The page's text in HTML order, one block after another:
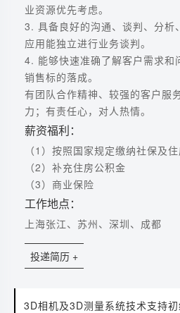
业资源优先考虑。
3. 具备良好的沟通、谈判、分析
应用能独立进行业务谈判。
4. 能够快速准确了解客户需求和
销售标的落成。
有团队合作精神、较强的客户服
力；有责任心，对人热情。
薪资福利：
（1）按照国家规定缴纳社保及
（2）补充住房公积金
（3）商业保险
工作地点：
上海张江、苏州、深圳、成都
投递简历 +
3D相机及3D测量系统技术支持